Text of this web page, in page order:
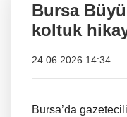
Bursa
koltuk
24.06.2026 14:34
Bursa’da